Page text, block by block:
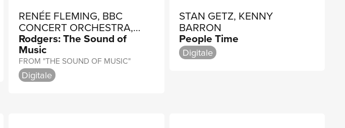
RENÉE FLEMING, BBC
CONCERT ORCHESTRA,
ROB FISHER
Rodgers: The Sound of
Music
FROM "THE SOUND OF MUSIC"
Digitale
STAN GETZ, KENNY
BARRON
People Time
Digitale